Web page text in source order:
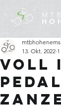
Voll
mtbhohenems
13. Okt. 2022